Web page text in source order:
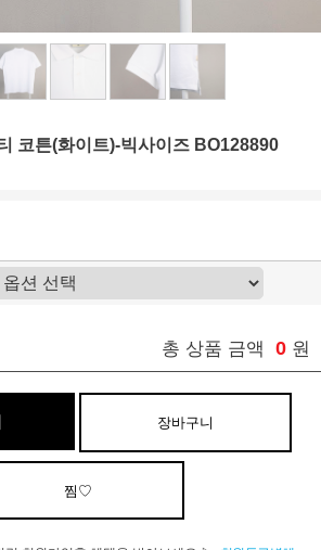
코튼(화이트)-빅사이즈 BO128890
총 상품 금액 0 원
장바구니
찜♡